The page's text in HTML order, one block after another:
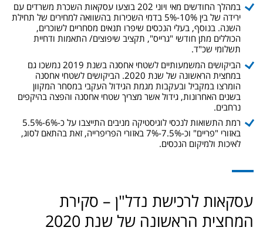
במהלך החודשים מאי ויוני 202 בוצעו עסקאות השכרת משרדים עם
ירידה של בין 10%-5% בדמי השכירות בהשוואה למחירים של תחילת
השנה. בנוסף, בעלי הנכסים שיפרו תנאים מסחריים לשוכרים,
הכוללים מתן חודשי "גרייס", תקציב שיפוצים/ התאמות ודחיית
תשלומי שכ"ד.
הביקושים המשמעותיים לשטחי אחסנה בשנת 2019 נמשכו גם
במחצית הראשונה של שנת 2020. הביקושים לשטחי אחסנה
הומרצו במקביל ובעקבות מגמת הגידול העקבי במסחר המקוון
בשנים האחרונות, גידול אשר מצריך שטחי אחסנה והפצה בהיקפים
נרחבים.
רמת התשואות לנכסי לוגיסטיקה מניבים התייצבו על כ-6%-5.5%
באזורי "פריים" וכ-7.5%-7% באזורי הפריפרייה, זאת בהתאם לסוג,
לאיכות ולמיקום הנכסים.
עסקאות לרכישת נדל"ן – סקירת
המחצית הראשונה של שנת 2020